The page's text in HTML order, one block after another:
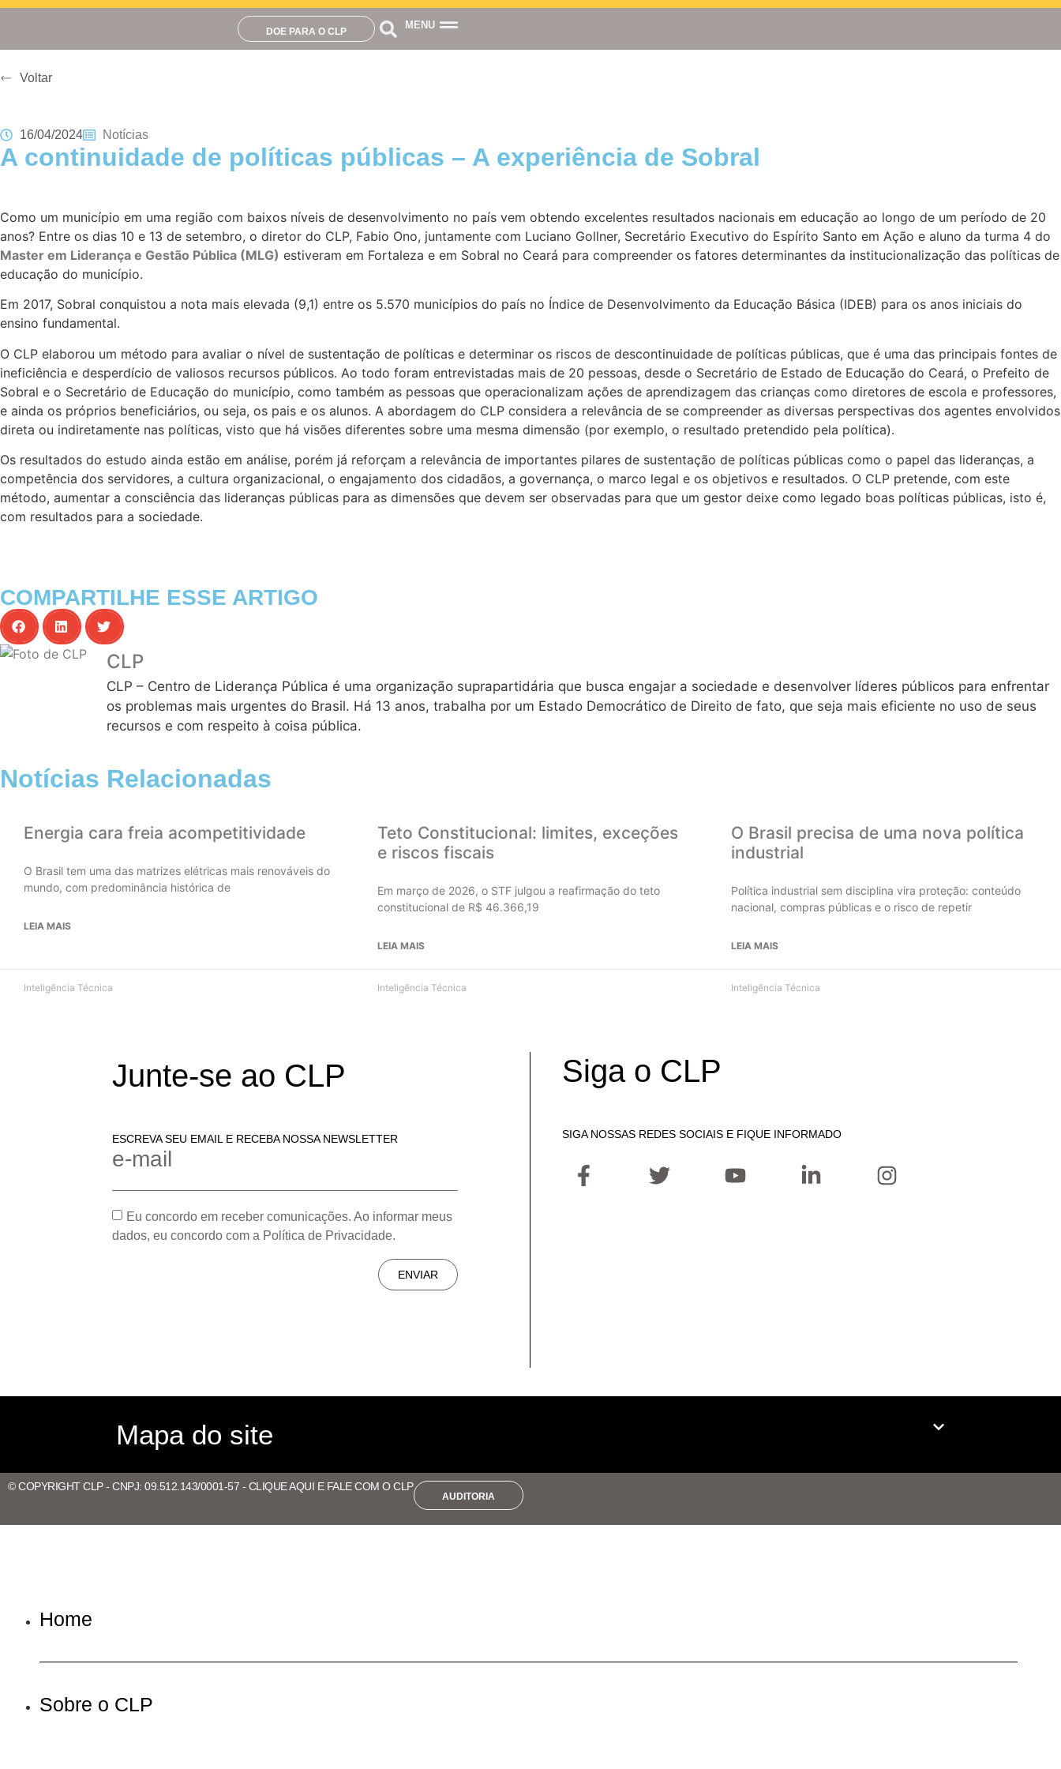
DOE PARA O CLP
MENU
Voltar
16/04/2024 Notícias
A continuidade de políticas públicas – A experiência de Sobral
Como um município em uma região com baixos níveis de desenvolvimento no país vem obtendo excelentes resultados nacionais em educação ao longo de um período de 20
anos? Entre os dias 10 e 13 de setembro, o diretor do CLP, Fabio Ono, juntamente com Luciano Gollner, Secretário Executivo do Espírito Santo em Ação e aluno da turma 4 do
Master em Liderança e Gestão Pública (MLG) estiveram em Fortaleza e em Sobral no Ceará para compreender os fatores determinantes da institucionalização das políticas de
educação do município.
Em 2017, Sobral conquistou a nota mais elevada (9,1) entre os 5.570 municípios do país no Índice de Desenvolvimento da Educação Básica (IDEB) para os anos iniciais do
ensino fundamental.
O CLP elaborou um método para avaliar o nível de sustentação de políticas e determinar os riscos de descontinuidade de políticas públicas, que é uma das principais fontes de
ineficiência e desperdício de valiosos recursos públicos. Ao todo foram entrevistadas mais de 20 pessoas, desde o Secretário de Estado de Educação do Ceará, o Prefeito de
Sobral e o Secretário de Educação do município, como também as pessoas que operacionalizam ações de aprendizagem das crianças como diretores de escola e professores,
e ainda os próprios beneficiários, ou seja, os pais e os alunos. A abordagem do CLP considera a relevância de se compreender as diversas perspectivas dos agentes envolvidos
direta ou indiretamente nas políticas, visto que há visões diferentes sobre uma mesma dimensão (por exemplo, o resultado pretendido pela política).
Os resultados do estudo ainda estão em análise, porém já reforçam a relevância de importantes pilares de sustentação de políticas públicas como o papel das lideranças, a
competência dos servidores, a cultura organizacional, o engajamento dos cidadãos, a governança, o marco legal e os objetivos e resultados. O CLP pretende, com este
método, aumentar a consciência das lideranças públicas para as dimensões que devem ser observadas para que um gestor deixe como legado boas políticas públicas, isto é,
com resultados para a sociedade.
COMPARTILHE ESSE ARTIGO
CLP
CLP – Centro de Liderança Pública é uma organização suprapartidária que busca engajar a sociedade e desenvolver líderes públicos para enfrentar
os problemas mais urgentes do Brasil. Há 13 anos, trabalha por um Estado Democrático de Direito de fato, que seja mais eficiente no uso de seus
recursos e com respeito à coisa pública.
Notícias Relacionadas
Energia cara freia acompetitividade
O Brasil tem uma das matrizes elétricas mais renováveis do
mundo, com predominância histórica de
LEIA MAIS
Inteligência Técnica
Teto Constitucional: limites, exceções
e riscos fiscais
Em março de 2026, o STF julgou a reafirmação do teto
constitucional de R$ 46.366,19
LEIA MAIS
Inteligência Técnica
O Brasil precisa de uma nova política
industrial
Política industrial sem disciplina vira proteção: conteúdo
nacional, compras públicas e o risco de repetir
LEIA MAIS
Inteligência Técnica
Junte-se ao CLP
ESCREVA SEU EMAIL E RECEBA NOSSA NEWSLETTER
e-mail
Eu concordo em receber comunicações. Ao informar meus
dados, eu concordo com a Política de Privacidade.
ENVIAR
Siga o CLP
SIGA NOSSAS REDES SOCIAIS E FIQUE INFORMADO
Mapa do site
© COPYRIGHT CLP - CNPJ: 09.512.143/0001-57 - CLIQUE AQUI E FALE COM O CLP
AUDITORIA
Home
Sobre o CLP